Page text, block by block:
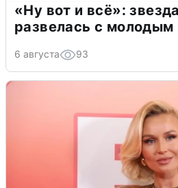
«Ну вот и всё»:
развелась с
6 августа 93